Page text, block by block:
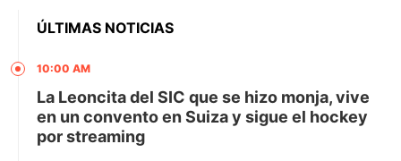
ÚLTIMAS NOTICIAS
10:00 AM
La Leoncita del SIC que se hizo monja, vive
en un convento en Suiza y sigue el hockey
por streaming